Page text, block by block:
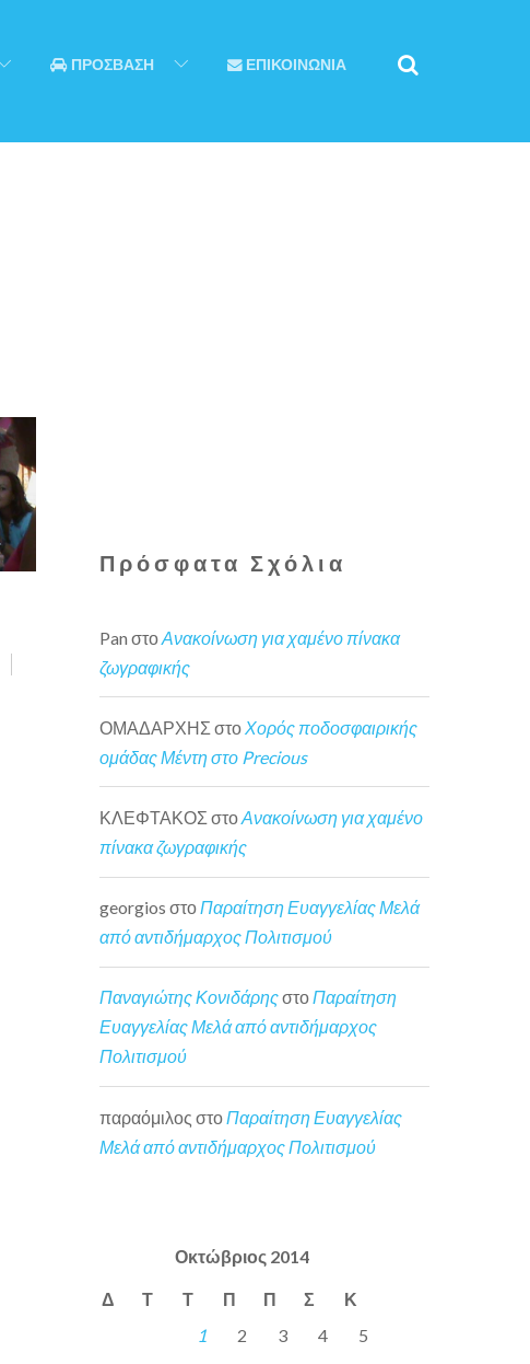
ΠΡΟΣΒΑΣΗ ΕΠΙΚΟΙΝΩΝΙΑ
Πρόσφατα Σχόλια
Pan στοΑνακοίνωση για χαμένο πίνακα
ζωγραφικής
ΟΜΑΔΑΡΧΗΣ στο Χορός ποδοσφαιρικής
ομάδας Μέντη στο Precious
ΚΛΕΦΤΑΚΟΣ στοΑνακοίνωση για χαμένο
πίνακα ζωγραφικής
georgios στοΠαραίτηση Ευαγγελίας Μελά
από αντιδήμαρχος Πολιτισμού
Παναγιώτης ΚονιδάρηςστοΠαραίτηση
Ευαγγελίας Μελά από αντιδήμαρχος
Πολιτισμού
παραόμιλος στο Παραίτηση Ευαγγελίας
Μελά από αντιδήμαρχος Πολιτισμού
Οκτώβριος 2014
Δ Τ Τ Π Π Σ Κ
1 2 3 4
5